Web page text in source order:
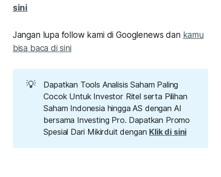
sini
Jangan lupa follow kami di Googlenews dan kamu
bisa baca di sini
💡
Dapatkan Tools Analisis Saham Paling
Cocok Untuk Investor Ritel serta Pilihan
Saham Indonesia hingga AS dengan AI
bersama Investing Pro. Dapatkan Promo
Spesial Dari Mikirduit dengan Klik di sini